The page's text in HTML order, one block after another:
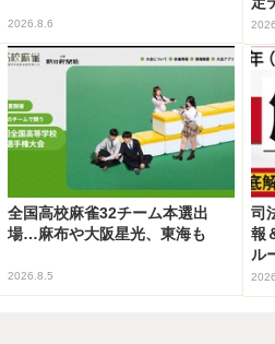
2026.8.6
全国高校麻雀32チーム本選出
場…麻布や大阪星光、東海も
2026.8.5
司
報
ル